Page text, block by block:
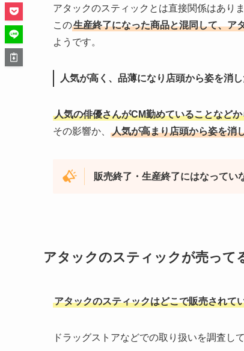
アタックのスティックとは直接関係はありま
この生産終了になった商品と混同して、ア
ようです。
人気が高く、品薄になり店頭から姿を消し
人気の俳優さんがCM勤めていることなど
その影響か、
人気が高まり店頭から姿を消
販売終了・生産終了にはなってい
アタックのスティックが売って
アタックのスティックはどこで販売されて
ドラッグストアなどでの取り扱いを調査し